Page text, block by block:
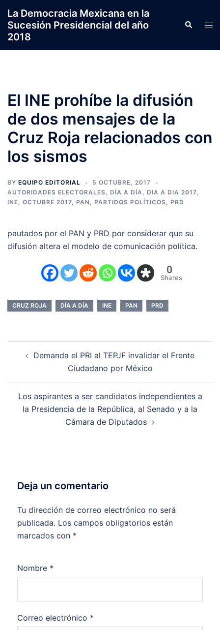
contenido
La Democracia Mexicana en la
Sucesión Presidencial del año
2018
Search
El INE prohíbe la difusión
de dos mensajes de la
Cruz Roja relacionados con
los sismos
BY EQUIPO EDITORIAL
5 OCTUBRE, 2017
AUTORIDADES ELECTORALES, DÍA A DÍA, DIA A DIA 2017,
INE, OCTUBRE 2017, PAN , PARTIDOS POLÍTICOS, PRD
pautados por el PAN y PRD por considerar que su
difusión altera el modelo de comunicación política.
0
Shares
CRUZ ROJA DÍA A DÍA INE PAN PRD
Demanda el PRI al TEPJF invalidar el Frente
Ciudadano por México
Los aspirantes a ser candidatos independientes a
la Presidencia de la República, al Senado y a la
Cámara de Diputados
Deja un comentario
Tu dirección de correo electrónico no será
publicada. Los campos obligatorios están
marcados con *
Nombre *
Correo electrónico *